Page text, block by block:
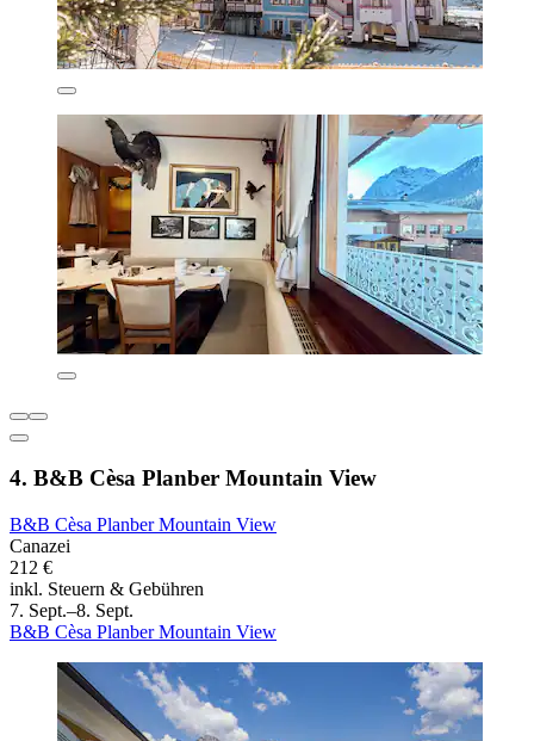
4. B&B Cèsa Planber Mountain View
B&B Cèsa Planber Mountain View
Canazei
212 €
inkl. Steuern & Gebühren
7. Sept.–8. Sept.
B&B Cèsa Planber Mountain View